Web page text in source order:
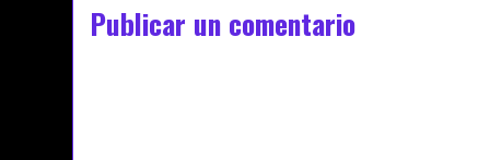
Publicar un comentario